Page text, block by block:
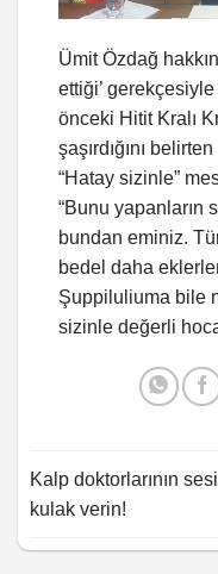
Ümit Özdağ
ettiği’
önceki Hitit Kralı
şaşırdığını
“Hatay sizinle”
“Bunu yapanların
bundan eminiz.
bedel daha
Şuppiluliuma bile
sizinle değerli
Kalp doktorlarının
kulak verin!